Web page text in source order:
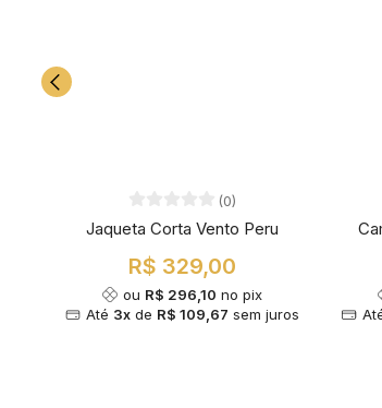
(0)
Jaqueta Corta Vento Peru
R$ 329,00
ou R$ 296,10 no pix
Até 3x de R$ 109,67 sem juros